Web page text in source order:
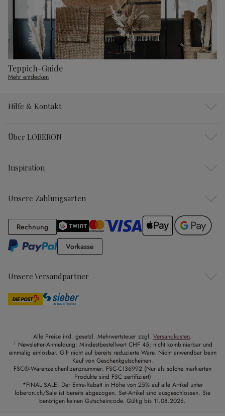
Teppich-Guide
Mehr entdecken
Hilfe & Kontakt
Über LOBERON
Inspiration
Unsere Zahlungsarten
RechnungRechnung
Vorkasse
Unsere Versandpartner
Alle Preise inkl. gesetzl. Mehrwertsteuer zzgl. Versandkosten.
¹ Newsletter-Anmeldung: Mindestbestellwert CHF 45; nicht kombinierbar und
einmalig einlösbar. Gilt nicht auf bereits reduzierte Ware. Nicht anwendbar beim
Kauf von Geschenkgutscheinen.
FSC®-Warenzeichenlizenznummer: FSC-C136992 (Nur als solche markierten
Produkte sind FSC zertifiziert)
*FINAL SALE: Der Extra-Rabatt in Höhe von 25% auf alle Artikel unter
loberon.ch/Sale ist bereits abgezogen. Set-Artikel sind ausgeschlossen. Sie
benötigen keinen Gutscheincode. Gültig bis 11.08.2026.